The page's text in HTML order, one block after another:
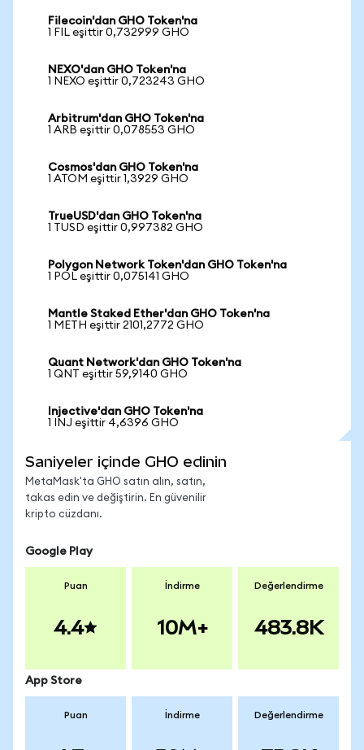
Filecoin'dan GHO Token'na
1 FIL eşittir 0,732999 GHO
NEXO'dan GHO Token'na
1 NEXO eşittir 0,723243 GHO
Arbitrum'dan GHO Token'na
1 ARB eşittir 0,078553 GHO
Cosmos'dan GHO Token'na
1 ATOM eşittir 1,3929 GHO
TrueUSD'dan GHO Token'na
1 TUSD eşittir 0,997382 GHO
Polygon Network Token'dan GHO Token'na
1 POL eşittir 0,075141 GHO
Mantle Staked Ether'dan GHO Token'na
1 METH eşittir 2101,2772 GHO
Quant Network'dan GHO Token'na
1 QNT eşittir 59,9140 GHO
Injective'dan GHO Token'na
1 INJ eşittir 4,6396 GHO
Saniyeler içinde GHO edinin
MetaMask'ta GHO satın alın, satın,
takas edin ve değiştirin. En güvenilir
kripto cüzdanı.
Google Play
Puan
4.4
İndirme
10M+
Değerlendirme
483.8K
App Store
Puan İndirme Değerlendirme